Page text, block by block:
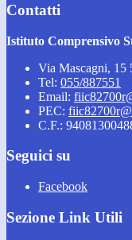
Contatti
Istituto Comprensivo
Via Mascagni,
Tel: 055/887551
Email:
PEC:
C.F.:
Seguici su
Facebook
Sezione Link Utili